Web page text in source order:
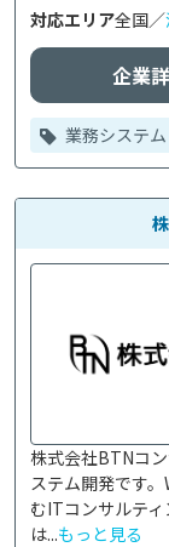
対応エリア全国／
企業
業務システム
株式会社BTNコ
ステム開発です
むITコンサルテ
は...もっと見る